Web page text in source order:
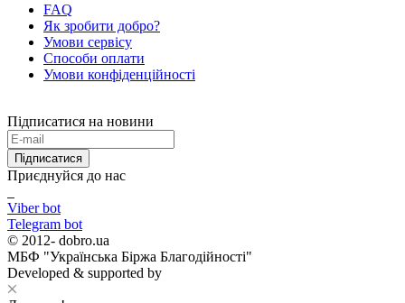
FAQ
Як зробити добро?
Умови сервісу
Способи оплати
Умови конфіденційності
Підписатися на новини
Підписатися
Приєднуйся до нас
Viber bot
Telegram bot
© 2012- dobro.ua
МБФ "Українська Біржа Благодійності"
Developed & supported by